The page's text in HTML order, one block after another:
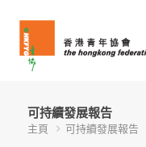
可持續發展報告
主頁 可持續發展報告